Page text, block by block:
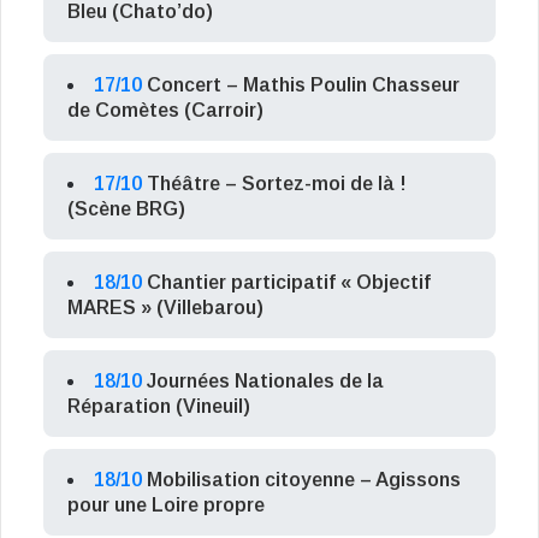
Bleu (Chato’do)
17/10 Concert – Mathis Poulin Chasseur
de Comètes (Carroir)
17/10 Théâtre – Sortez-moi de là !
(Scène BRG)
18/10 Chantier participatif « Objectif
MARES » (Villebarou)
18/10 Journées Nationales de la
Réparation (Vineuil)
18/10 Mobilisation citoyenne – Agissons
pour une Loire propre